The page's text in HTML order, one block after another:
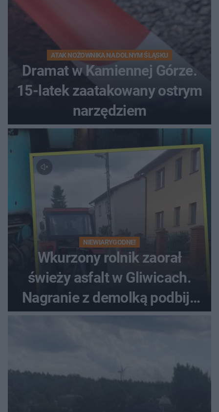
ATAK NOŻOWNIKA NA DOLNYM ŚLĄSKU
Dramat w Kamiennej Górze.
15-latek zaatakowany ostrym
narzędziem
NIEWIARYGODNE!
Wkurzony rolnik zaorał
świeży asfalt w Gliwicach.
Nagranie z demolką podbija
sieć